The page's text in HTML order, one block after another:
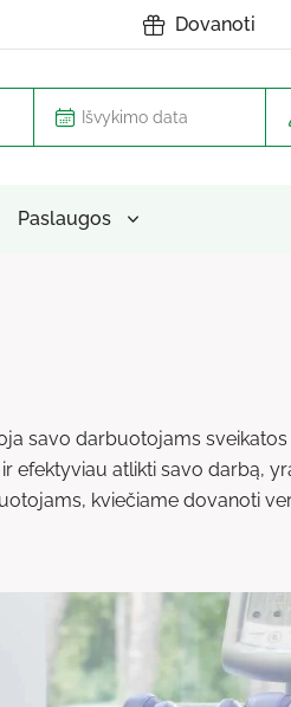
Dovanoti
Paslaugos
savo darbuotojams
atlikti savo darbą,
kviečiame dovanoti